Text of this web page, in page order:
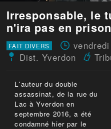
Irresponsable, le
n'ira pas en prison
FAIT DIVERS
Dist. Yverdon
L'auteur du double
assassinat, de la rue du
Lac à Yverdon en
septembre 2016, a été
condamné hier par le